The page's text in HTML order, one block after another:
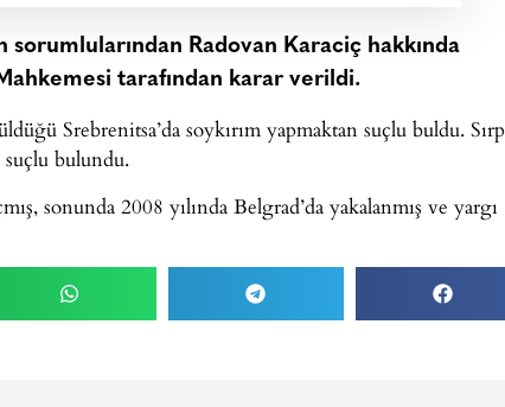
sorumlularından Radovan Karaciç hakkında
tarafından karar verildi.
Srebrenitsa’da soykırım yapmaktan suçlu buldu. Sırp
bulundu.
sonunda 2008 yılında Belgrad’da yakalanmış ve yargı